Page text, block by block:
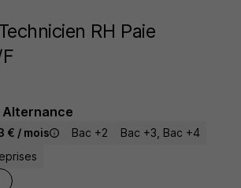
RH Paie
Alternance
€ / mois Bac +2
Bac +3, Bac +4